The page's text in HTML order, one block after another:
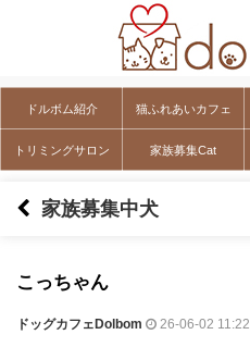
ドルボム紹介 猫ふれあいカフェ
トリミングサロン 家族募集Cat
家族募集中犬
こっちゃん
ドッグカフェDolbom 26-06-02 11:22